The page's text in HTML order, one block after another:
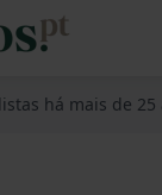
há mais de 25